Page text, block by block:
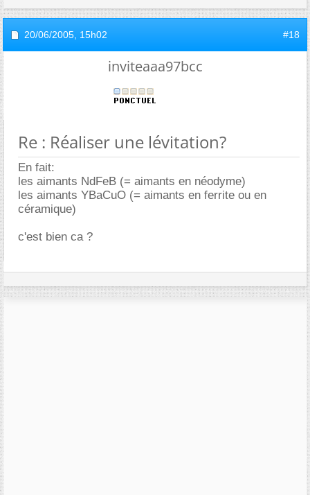
20/06/2005, 15h02 #18
inviteaaa97bcc
Re : Réaliser une lévitation?
En fait:
les aimants NdFeB (= aimants en néodyme)
les aimants YBaCuO (= aimants en ferrite ou en
céramique)
c'est bien ca ?